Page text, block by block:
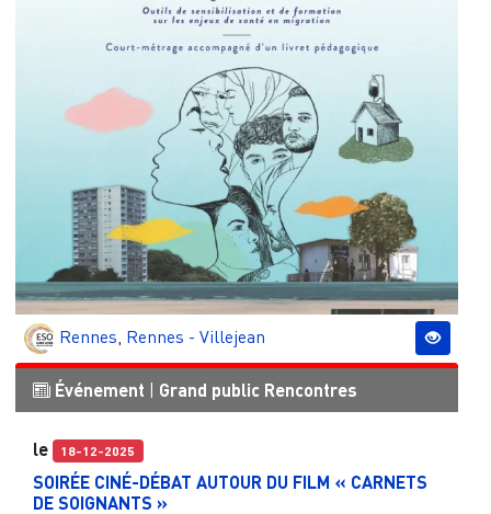
Rennes, Rennes - Villejean
Événement Grand public Rencontres
le 18-12-2025
SOIRÉE CINÉ-DÉBAT AUTOUR DU FILM « CARNETS
DE SOIGNANTS »